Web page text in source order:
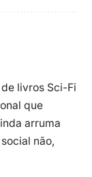
livros Sci-Fi
que
arruma
não,